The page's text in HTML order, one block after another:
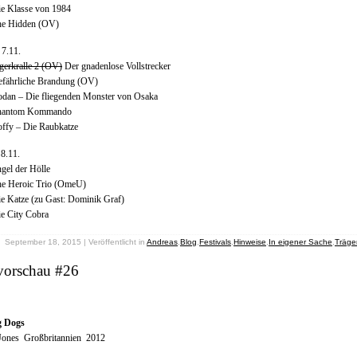
Klasse von 1984
Hidden (OV)
2 (OV) Der gnadenlose Vollstrecker
Brandung (OV)
– Die fliegenden Monster von Osaka
Kommando
– Die Raubkatze
der Hölle
Heroic Trio (OmeU)
Katze (zu Gast: Dominik Graf)
City Cobra
September 18, 2015 | Veröffentlicht in Andreas Blog Festivals Hinweise In eigener Sache
#26
Dogs
Großbritannien 2012